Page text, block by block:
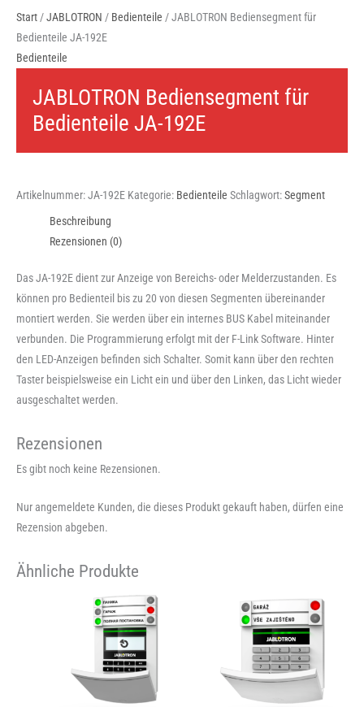
Start /JABLOTRON / Bedienteile / JABLOTRON Bediensegment für
Bedienteile JA-192E
Bedienteile
JABLOTRON Bediensegment für
Bedienteile JA-192E
Artikelnummer:JA-192E Kategorie: Bedienteile Schlagwort:Segment
Beschreibung
Rezensionen (0)
Das JA-192E dient zur Anzeige von Bereichs- oder Melderzustanden. Es
können pro Bedienteil bis zu 20 von diesen Segmenten übereinander
montiert werden. Sie werden über ein internes BUS Kabel miteinander
verbunden. Die Programmierung erfolgt mit der F-Link Software. Hinter
den LED-Anzeigen befinden sich Schalter. Somit kann über den rechten
Taster beispielsweise ein Licht ein und über den Linken, das Licht wieder
ausgeschaltet werden.
Rezensionen
Es gibt noch keine Rezensionen.
Nur angemeldete Kunden, die dieses Produkt gekauft haben, dürfen eine
Rezension abgeben.
Ähnliche Produkte